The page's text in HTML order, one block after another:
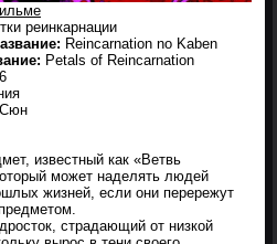
реинкарнации
Reincarnation no Kaben
Petals of Reincarnation
известный как «Ветвь
может наделять людей
жизней, если они перережут
страдающий от низкой